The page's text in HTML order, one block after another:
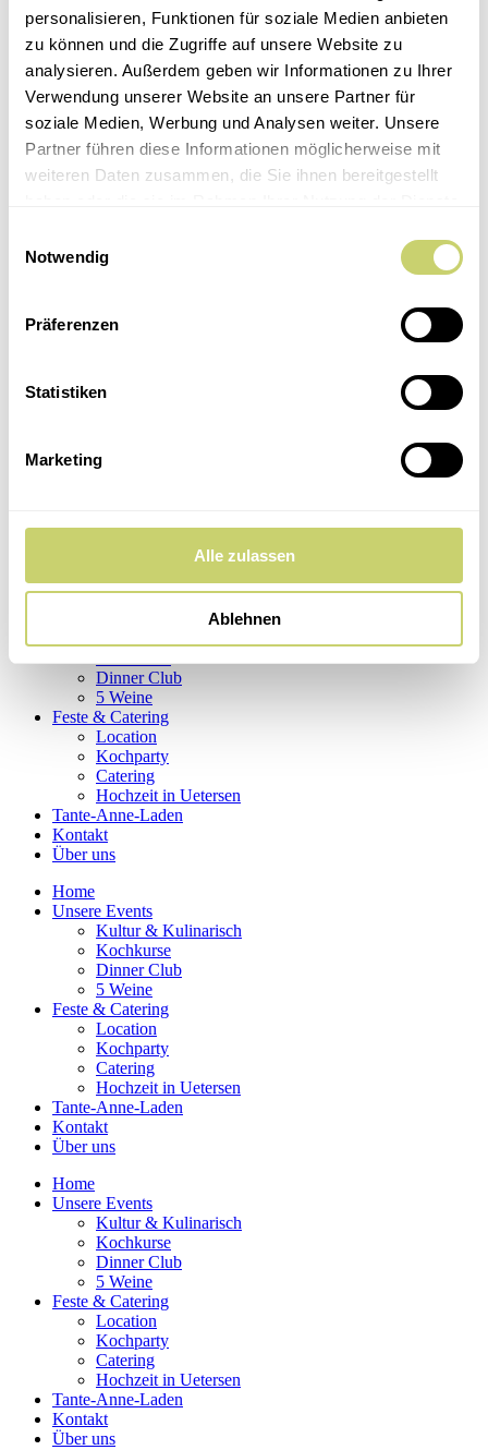
personalisieren, Funktionen für soziale Medien anbieten
zu können und die Zugriffe auf unsere Website zu
analysieren. Außerdem geben wir Informationen zu Ihrer
Verwendung unserer Website an unsere Partner für
soziale Medien, Werbung und Analysen weiter. Unsere
Partner führen diese Informationen möglicherweise mit
weiteren Daten zusammen, die Sie ihnen bereitgestellt
Notwendig
Präferenzen
Statistiken
Marketing
Alle zulassen
Ablehnen
Bioland Zertifikat
Newsletter
Erfahre jeden Monat von den neuesten Menüs, Veranstaltungen und
Produkten.
E-Mail
Instagram
Unsere Events
Dinner Club
Kochparty
Tante-Anne-Laden
Home
Dinner Club
5 Weine
Feste & Catering
Location
Kochparty
Catering
Hochzeit in Uetersen
Tante-Anne-Laden
Kontakt
Über uns
Home
Unsere Events
Kultur & Kulinarisch
Kochkurse
Dinner Club
5 Weine
Feste & Catering
Location
Kochparty
Catering
Hochzeit in Uetersen
Tante-Anne-Laden
Kontakt
Über uns
Home
Unsere Events
Kultur & Kulinarisch
Kochkurse
Dinner Club
5 Weine
Feste & Catering
Location
Kochparty
Catering
Hochzeit in Uetersen
Tante-Anne-Laden
Kontakt
Über uns